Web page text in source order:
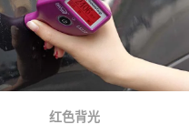
红色背光